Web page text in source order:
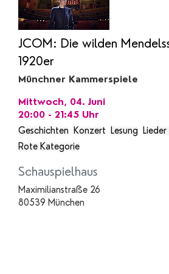
JCOM: Die wilden
1920er
Münchner Kammerspiele
Mittwoch, 04. Juni
20:00 - 21:45 Uhr
Geschichten
Konzert Lesung
Rote Kategorie
Schauspielhaus
Maximilianstraße 26
80539 München